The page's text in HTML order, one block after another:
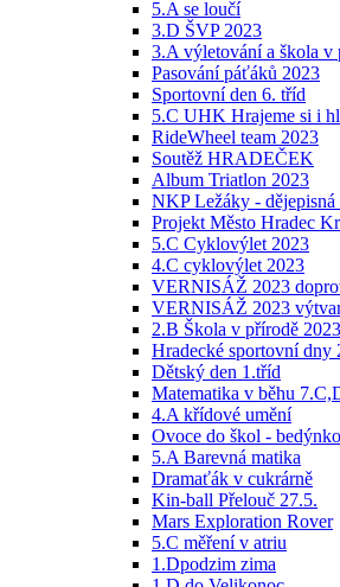
5.A se loučí
3.D ŠVP 2023
3.A výletování a škola v
Pasování páťáků 2023
Sportovní den 6. tříd
5.C UHK Hrajeme si i
RideWheel team 2023
Soutěž HRADEČEK
Album Triatlon 2023
NKP Ležáky - dějepisná
Projekt Město Hradec
5.C Cyklovýlet 2023
4.C cyklovýlet 2023
VERNISÁŽ 2023
VERNISÁŽ 2023
2.B Škola v přírodě 2023
Hradecké sportovní dny
Dětský den 1.tříd
Matematika v běhu
4.A křídové umění
Ovoce do škol -
5.A Barevná matika
Dramaťák v cukrárně
Kin-ball Přelouč 27.5.
Mars Exploration Rover
5.C měření v atriu
1.Dpodzim zima